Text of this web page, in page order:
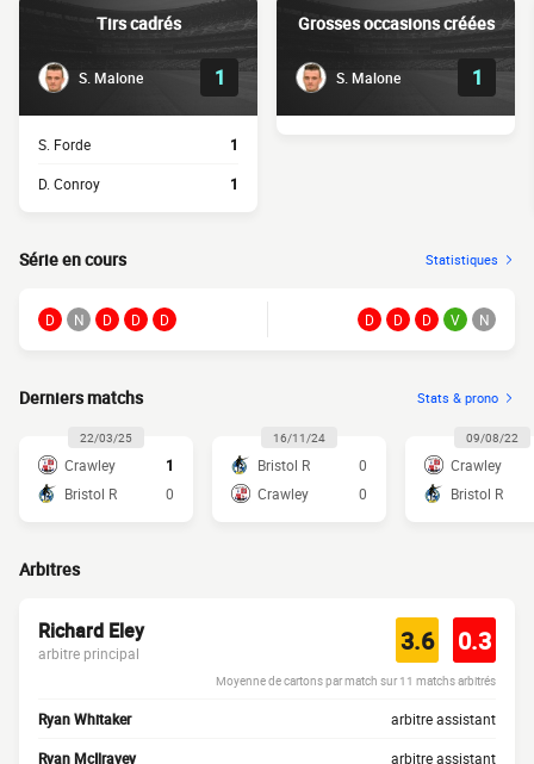
Tirs cadrés
S. Malone 1
S. Forde 1
D. Conroy 1
Grosses occasions créées
S. Malone 1
Série en cours Statistiques
D N D D D D D D V N
Derniers matchs Stats & prono
22/03/25
Crawley
1
Bristol R
0
16/11/24
Bristol R
0
Crawley
0
09/08/22
Crawley
Bristol R
Arbitres
Richard Eley
arbitre principal 3.6 0.3
Moyenne de cartons par match sur 11 matchs arbitrés
Ryan Whitaker arbitre assistant
Ryan McIlravey arbitre assistant